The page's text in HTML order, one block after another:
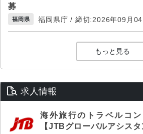
募
福岡県 福岡県庁 / 締切:2026年09月04
もっと見る
求人情報
海外旅行のトラベルコ
【JTBグローバルアシスタ